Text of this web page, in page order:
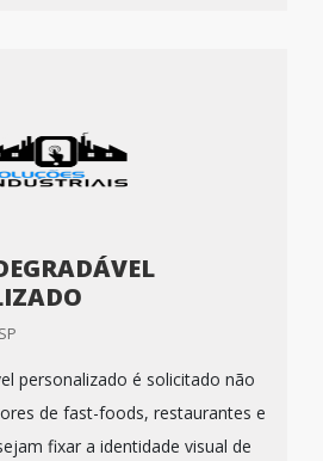
personalizado é solicitado não
de fast-foods, restaurantes e
fixar a identidade visual de